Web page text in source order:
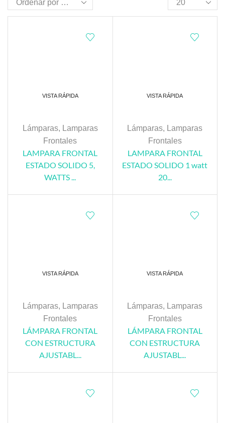
VISTA RÁPIDA
Lámparas, Lamparas
Frontales
LAMPARA FRONTAL
ESTADO SOLIDO 5,
WATTS ...
VISTA RÁPIDA
Lámparas, Lamparas
Frontales
LAMPARA FRONTAL
ESTADO SOLIDO 1 watt
20...
VISTA RÁPIDA
Lámparas, Lamparas
Frontales
LÁMPARA FRONTAL
CON ESTRUCTURA
AJUSTABL...
VISTA RÁPIDA
Lámparas, Lamparas
Frontales
LÁMPARA FRONTAL
CON ESTRUCTURA
AJUSTABL...